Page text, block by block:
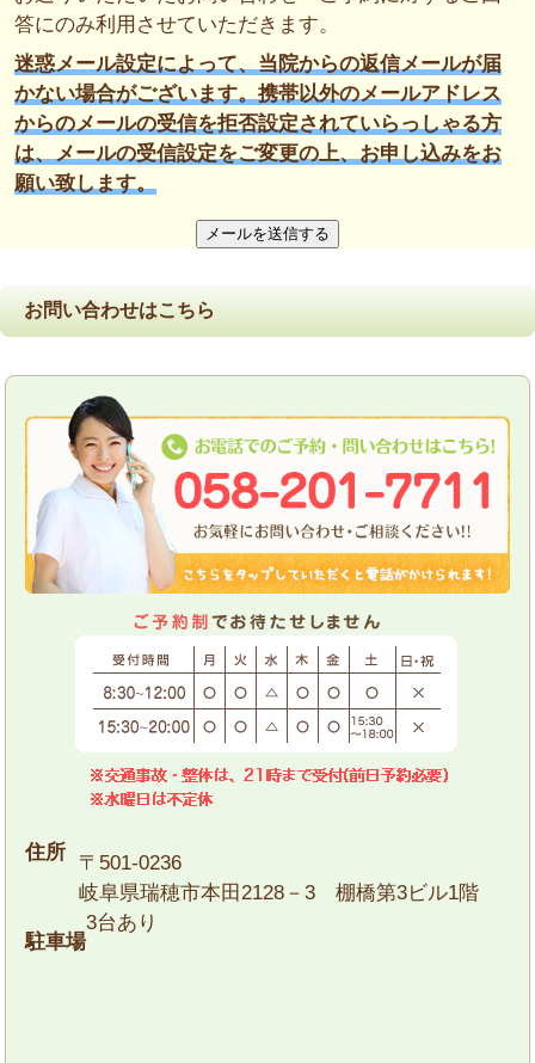
答にのみ利用させていただきます。
迷惑メール設定によって、当院からの返信メールが届
かない場合がございます。携帯以外のメールアドレス
からのメールの受信を拒否設定されていらっしゃる方
は、メールの受信設定をご変更の上、お申し込みをお
願い致します。
お問い合わせはこちら
住所
〒501-0236
岐阜県瑞穂市本田2128－3 棚橋第3ビル1階
駐車場
3台あり